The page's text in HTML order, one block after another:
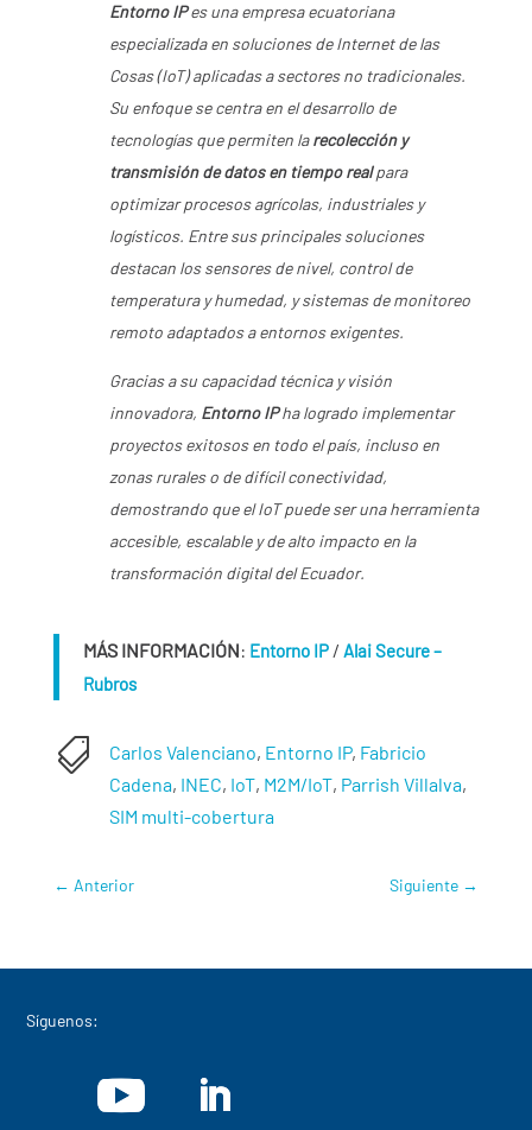
Entorno IPes una empresa ecuatoriana
especializada en soluciones de Internet de las
Cosas (IoT) aplicadas a sectores no tradicionales.
Su enfoque se centra en el desarrollo de
tecnologías que permiten larecolección y
transmisión de datos en tiempo realpara
optimizar procesos agrícolas, industriales y
logísticos. Entre sus principales soluciones
destacan los sensores de nivel, control de
temperatura y humedad, y sistemas de monitoreo
remoto adaptados a entornos exigentes.
Gracias a su capacidad técnica y visión
innovadora, Entorno IPha logrado implementar
proyectos exitosos en todo el país, incluso en
zonas rurales o de difícil conectividad,
demostrando que el IoT puede ser una herramienta
accesible, escalable y de alto impacto en la
transformación digital del Ecuador.
MÁS INFORMACIÓN: Entorno IP/ Alai Secure –
Rubros
 Carlos Valenciano, Entorno IP, Fabricio
Cadena, INEC, IoT, M2M/IoT, Parrish Villalva,
SIM multi-cobertura
← Anterior Siguiente →
Síguenos: